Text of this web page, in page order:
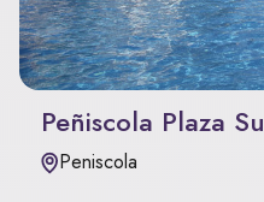
Peñiscola Plaza
Peniscola